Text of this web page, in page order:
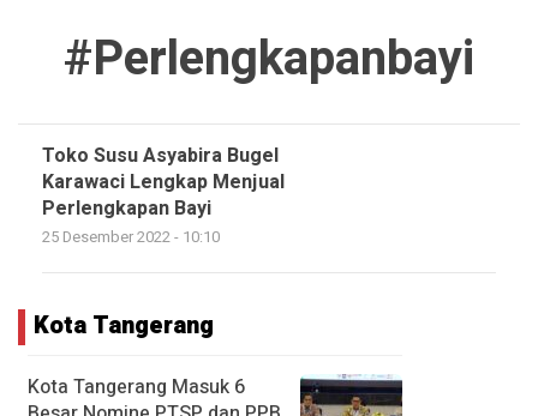
#perlengkapanbayi
Toko Susu Asyabira Bugel
Karawaci Lengkap Menjual
Perlengkapan Bayi
25 Desember 2022 - 10:10
Kota Tangerang
Kota Tangerang Masuk 6